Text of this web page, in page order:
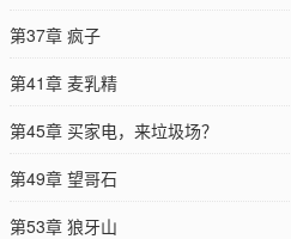
第37章 疯子
第41章 麦乳精
第45章 买家电，来垃圾场？
第49章 望哥石
第53章 狼牙山